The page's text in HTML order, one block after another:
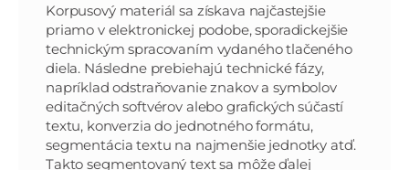
Korpusový materiál sa získava najčastejšie
priamo v elektronickej podobe, sporadickejšie
technickým spracovaním vydaného tlačeného
diela. Následne prebiehajú technické fázy,
napríklad odstraňovanie znakov a symbolov
editačných softvérov alebo grafických súčastí
textu, konverzia do jednotného formátu,
segmentácia textu na najmenšie jednotky atď.
Takto segmentovaný text sa môže ďalej